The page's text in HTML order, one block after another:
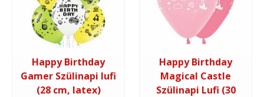
Happy Birthday
Gamer Szülinapi lufi
(28 cm, latex)
Happy Birthday
Magical Castle
Szülinapi Lufi (30